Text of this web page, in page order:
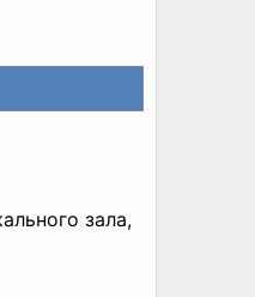
зала,